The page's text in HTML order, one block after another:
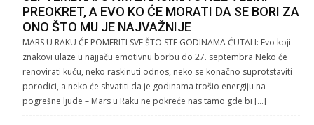
PREOKRET, A EVO KO ĆE MORATI DA SE BORI ZA
ONO ŠTO MU JE NAJVAŽNIJE
MARS U RAKU ĆE POMERITI SVE ŠTO STE GODINAMA ĆUTALI: Evo koji
znakovi ulaze u najjaču emotivnu borbu do 27. septembra Neko će
renovirati kuću, neko raskinuti odnos, neko se konačno suprotstaviti
porodici, a neko će shvatiti da je godinama trošio energiju na
pogrešne ljude – Mars u Raku ne pokreće nas tamo gde bi […]